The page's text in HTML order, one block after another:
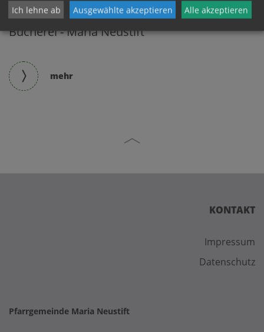
Bücherei - Maria Neustift
mehr
KONTAKT
Impressum
Datenschutz
Pfarrgemeinde Maria Neustift
Ich lehne ab Ausgewählte akzeptieren Alle akzeptieren